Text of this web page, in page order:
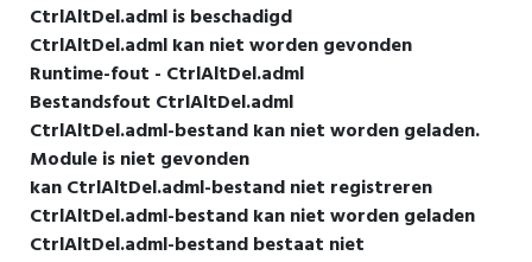
CtrlAltDel.adml is beschadigd
CtrlAltDel.adml kan niet worden gevonden
Runtime-fout - CtrlAltDel.adml
Bestandsfout CtrlAltDel.adml
CtrlAltDel.adml-bestand kan niet worden geladen.
Module is niet gevonden
kan CtrlAltDel.adml-bestand niet registreren
CtrlAltDel.adml-bestand kan niet worden geladen
CtrlAltDel.adml-bestand bestaat niet